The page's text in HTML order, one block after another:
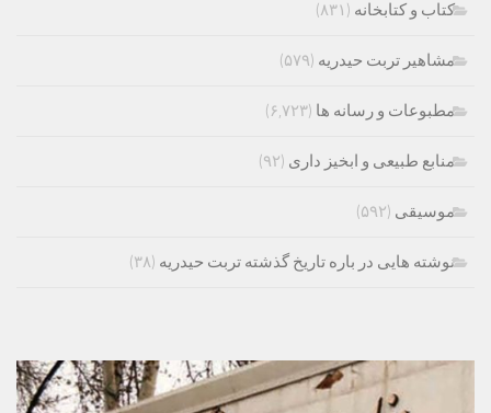
کتاب و کتابخانه (۸۳۱)
مشاهیر تربت حیدریه (۵۷۹)
مطبوعات و رسانه ها (۶,۷۲۳)
منابع طبیعی و ابخیز داری (۹۲)
موسیقی (۵۹۲)
نوشته هایی در باره تاریخ گذشته تربت حیدریه (۳۸)